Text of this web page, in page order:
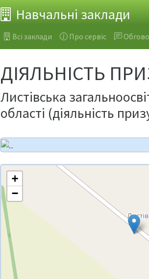
Навчальні заклади
Всі заклади Про сервіс
ДІЯЛЬНІСТЬ
Листівська
області (діяльність
+
−